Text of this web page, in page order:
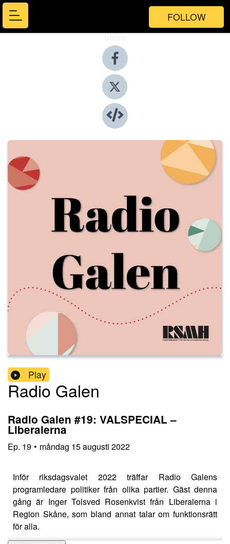
FOLLOW
Share
Play
Radio Galen
Radio Galen #19: VALSPECIAL –
Liberalerna
Ep. 19 • måndag 15 augusti 2022
Inför riksdagsvalet 2022 träffar Radio Galens
programledare politiker från olika partier. Gäst denna
gång är Inger Tolsved Rosenkvist från Liberalerna i
Region Skåne, som bland annat talar om funktionsrätt
för alla.